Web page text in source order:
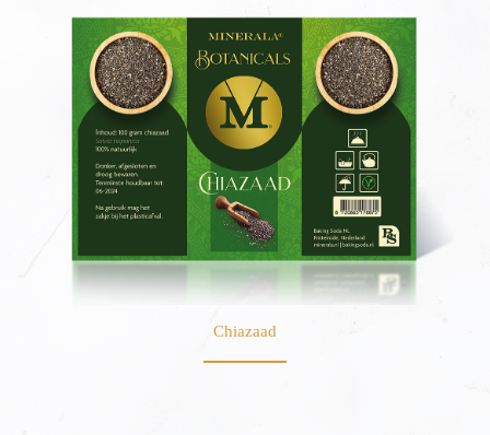
Chiazaad